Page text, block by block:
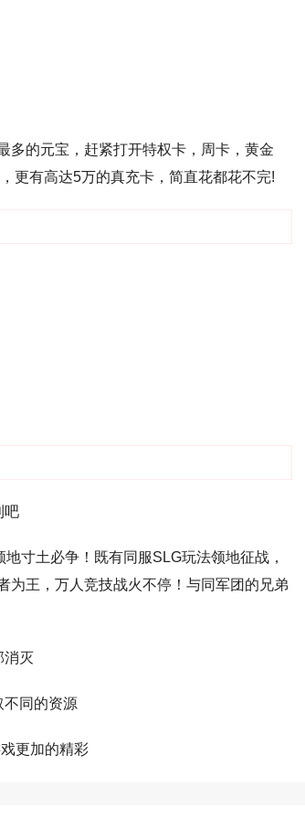
多的元宝，赶紧打开特权卡，周卡，黄金
更有高达5万的真充卡，简直花都花不完!
吧
寸土必争！既有同服SLG玩法领地征战，
王，万人竞技战火不停！与同军团的兄弟
消灭
不同的资源
更加的精彩